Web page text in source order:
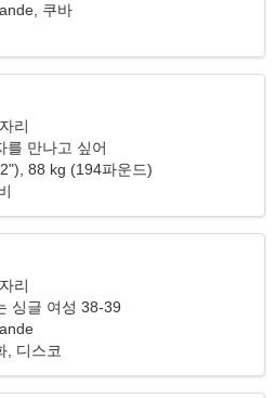
쿠바
리
를 만나고 싶어
88 kg (194파운드)
리
싱글 여성 38-39
, 디스코